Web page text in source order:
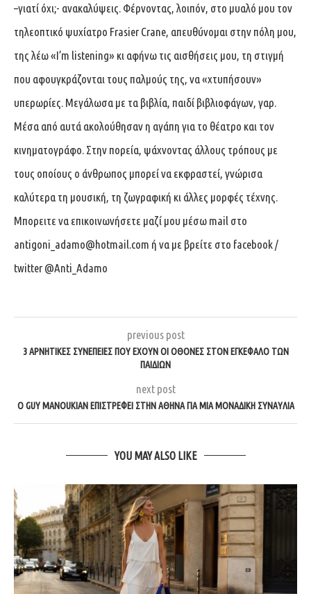
–γιατί όχι;- ανακαλύψεις. Φέρνοντας, λοιπόν, στο μυαλό μου τον
τηλεοπτικό ψυχίατρο Frasier Crane, απευθύνομαι στην πόλη μου,
της λέω «I’m listening» κι αφήνω τις αισθήσεις μου, τη στιγμή
που αφουγκράζονται τους παλμούς της, να «χτυπήσουν»
υπερωρίες. Μεγάλωσα με τα βιβλία, παιδί βιβλιοφάγων, γαρ.
Μέσα από αυτά ακολούθησαν η αγάπη για το θέατρο και τον
κινηματογράφο. Στην πορεία, ψάχνοντας άλλους τρόπους με
τους οποίους ο άνθρωπος μπορεί να εκφραστεί, γνώρισα
καλύτερα τη μουσική, τη ζωγραφική κι άλλες μορφές τέχνης.
Μπορειτε να επικοινωνήσετε μαζί μου μέσω mail στο
antigoni_adamo@hotmail.com ή να με βρείτε στο facebook /
twitter @Anti_Adamo
previous post
3 ΑΡΝΗΤΙΚΈΣ ΣΥΝΈΠΕΙΕΣ ΠΟΥ ΈΧΟΥΝ ΟΙ ΟΘΌΝΕΣ ΣΤΟΝ ΕΓΚΈΦΑΛΟ ΤΩΝ
ΠΑΙΔΙΏΝ
next post
Ο GUY MANOUKIAN ΕΠΙΣΤΡΈΦΕΙ ΣΤΗΝ ΑΘΉΝΑ ΓΙΑ ΜΊΑ ΜΟΝΑΔΙΚΉ ΣΥΝΑΥΛΊΑ
YOU MAY ALSO LIKE